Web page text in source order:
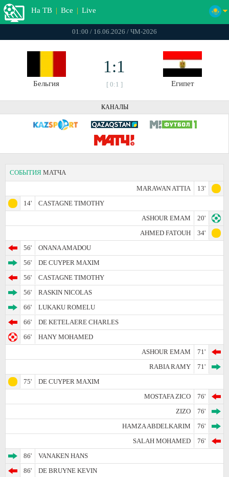
На ТВ | Все | Live
01:00 / 16.06.2026 / ЧМ-2026
Бельгия
1:1
[ 0:1 ] Египет
КАНАЛЫ
СОБЫТИЯ МАТЧА
MARAWAN ATTIA
13'
14'
CASTAGNE TIMOTHY
ASHOUR EMAM
20'
AHMED FATOUH
34'
56'
ONANA AMADOU
56'
DE CUYPER MAXIM
56'
CASTAGNE TIMOTHY
56'
RASKIN NICOLAS
66'
LUKAKU ROMELU
66'
DE KETELAERE CHARLES
66'
HANY MOHAMED
ASHOUR EMAM
71'
RABIA RAMY
71'
75'
DE CUYPER MAXIM
MOSTAFA ZICO
76'
ZIZO
76'
HAMZA ABDELKARIM
76'
SALAH MOHAMED
76'
86'
VANAKEN HANS
86'
DE BRUYNE KEVIN